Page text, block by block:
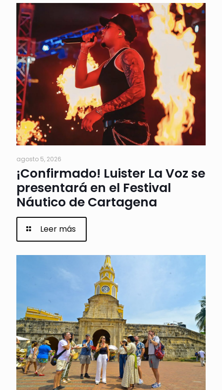
agosto 5, 2026
¡Confirmado! Luister La Voz se
presentará en el Festival
Náutico de Cartagena
Leer más